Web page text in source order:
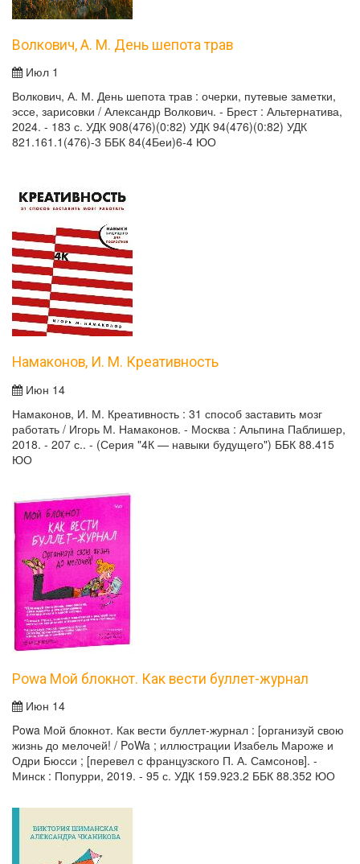
Волкович, А. М. День шепота трав
Июл 1
Волкович, А. М. День шепота трав : очерки, путевые заметки,
эссе, зарисовки / Александр Волкович. - Брест : Альтернатива,
2024. - 183 с. УДК 908(476)(0:82) УДК 94(476)(0:82) УДК
821.161.1(476)-3 ББК 84(4Беи)6-4 ЮО
Намаконов, И. М. Креативность
Июн 14
Намаконов, И. М. Креативность : 31 способ заставить мозг
работать / Игорь М. Намаконов. - Москва : Альпина Паблишер,
2018. - 207 с.. - (Серия "4К — навыки будущего") ББК 88.415
ЮО
Powa Мой блокнот. Как вести буллет-журнал
Июн 14
Powa Мой блокнот. Как вести буллет-журнал : [организуй свою
жизнь до мелочей! / PoWa ; иллюстрации Изабель Мароже и
Одри Бюсси ; [перевел с французского П. А. Самсонов]. -
Минск : Попурри, 2019. - 95 с. УДК 159.923.2 ББК 88.352 ЮО